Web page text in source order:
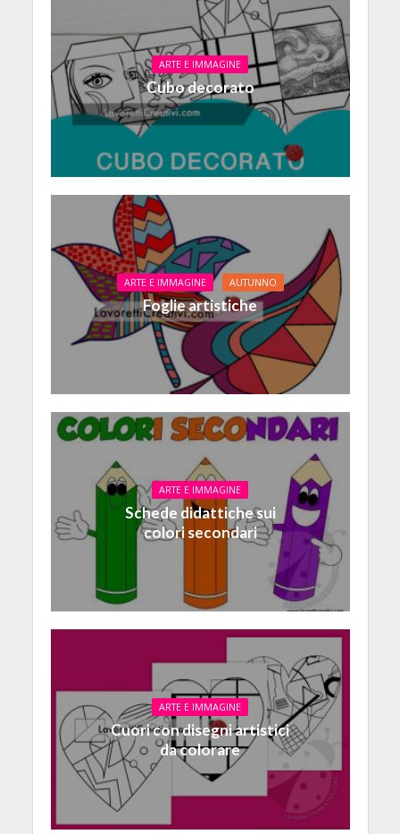
ARTE E IMMAGINE
Cubo decorato
ARTE E IMMAGINE AUTUNNO
Foglie artistiche
ARTE E IMMAGINE
Schede didattiche sui
colori secondari
ARTE E IMMAGINE
Cuori con disegni artistici
da colorare